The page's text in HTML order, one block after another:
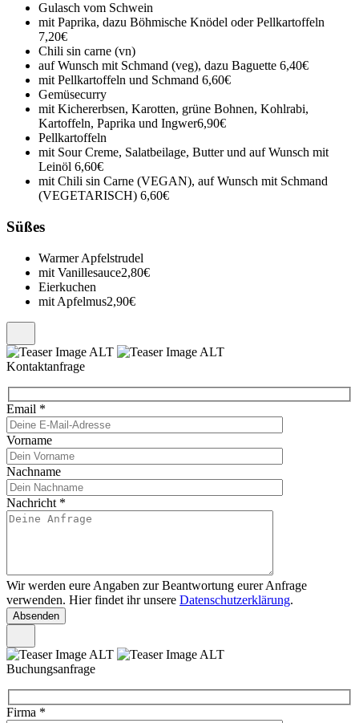
Gulasch vom Schwein
mit Paprika, dazu Böhmische Knödel oder Pellkartoffeln
7,20€
Chili sin carne (vn)
auf Wunsch mit Schmand (veg), dazu Baguette 6,40€
mit Pellkartoffeln und Schmand 6,60€
Gemüsecurry
mit Kichererbsen, Karotten, grüne Bohnen, Kohlrabi,
Kartoffeln, Paprika und Ingwer6,90€
Pellkartoffeln
mit Sour Creme, Salatbeilage, Butter und auf Wunsch mit
Leinöl 6,60€
mit Chili sin Carne (VEGAN), auf Wunsch mit Schmand
(VEGETARISCH) 6,60€
Süßes
Warmer Apfelstrudel
mit Vanillesauce2,80€
Eierkuchen
mit Apfelmus2,90€
Kontaktanfrage
Email *
Vorname
Nachname
Nachricht *
Wir werden eure Angaben zur Beantwortung eurer Anfrage
verwenden. Hier findet ihr unsere Datenschutzerklärung.
Buchungsanfrage
Firma *